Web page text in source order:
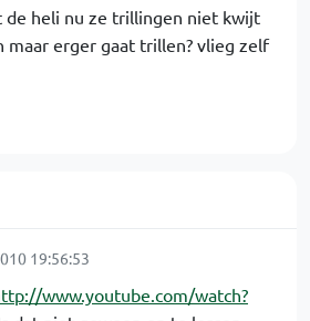
de heli nu ze trillingen niet kwijt
maar erger gaat trillen? vlieg zelf
19:56:53
www.youtube.com/watch?